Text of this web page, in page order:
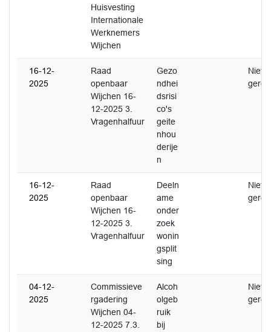
Huisvesting
Internationale
Werknemers
Wijchen
16-12-
2025
Raad
openbaar
Wijchen 16-
12-2025 3.
Vragenhalfuur
Gezo
ndhei
dsrisi
co's
geite
nhou
derije
n
Niet
16-12-
2025
Raad
openbaar
Wijchen 16-
12-2025 3.
Vragenhalfuur
Deeln
ame
onder
zoek
wonin
gsplit
sing
Niet
04-12-
2025
Commissieve
rgadering
Wijchen 04-
12-2025 7.3.
Alcoh
olgeb
ruik
bij
Niet